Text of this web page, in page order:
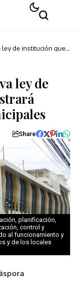
de institución que
ley de
Share
planificación,
control y
al funcionamiento y
y de los locales